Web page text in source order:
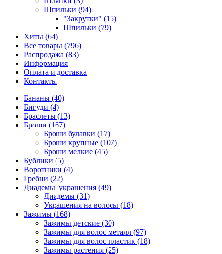
Шпильки (94)
"Закрутки" (15)
Шпильки (79)
Хиты (64)
Все товары (796)
Распродажа (83)
Информация
Оплата и доставка
Контакты
Бананы (40)
Бигуди (4)
Браслеты (13)
Броши (167)
Броши булавки (17)
Броши крупные (107)
Броши мелкие (45)
Бублики (5)
Воротники (4)
Гребни (22)
Диадемы, украшения (49)
Диадемы (31)
Украшения на волосы (18)
Зажимы (168)
Зажимы детские (30)
Зажимы для волос металл (97)
Зажимы для волос пластик (18)
Зажимы растения (25)